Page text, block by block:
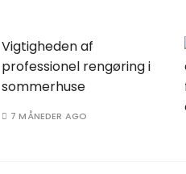
Vigtigheden af
professionel rengøring i
sommerhuse
7 MÅNEDER AGO